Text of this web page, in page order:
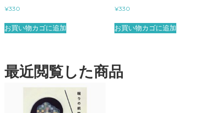
¥330
お買い物カゴに追加
¥330
お買い物カゴに追加
最近閲覧した商品